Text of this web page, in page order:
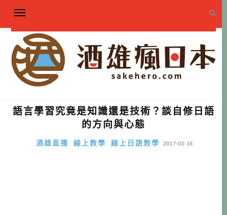
語言學習究竟是知識還是技術？談自修日語
的方向與心態
酒雄直播 線上教學 線上日語教學 2017-03-16